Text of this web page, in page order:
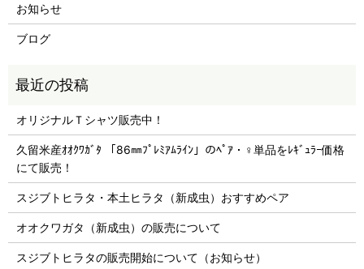
お知らせ
ブログ
オリジナルＴシャツ販売中！
久留米産ｵｵｸﾜｶﾞﾀ 「86㎜ﾌﾟﾚﾐｱﾑﾗｲﾝ」のﾍﾟｱ・♀単品をﾚｷﾞｭﾗｰ価格
にて販売！
スジブトヒラタ・本土ヒラタ（新成虫）おすすめペア
オオクワガタ（新成虫）の販売について
スジブトヒラタの販売開始について（お知らせ）